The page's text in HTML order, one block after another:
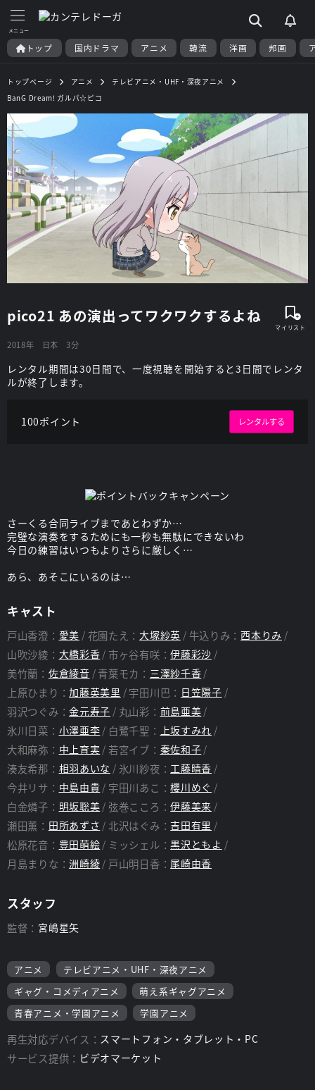
トップ 国内ドラマ アニメ 韓流 洋画 邦画
トップページ アニメ
テレビアニメ・UHF・深夜アニメ
BanG Dream! ガルパ☆ピコ
pico21 あの演出ってワクワクするよね
2018年 日本 3分
レンタル期間は30日間で、一度視聴を開始すると3日間でレンタ
ルが終了します。
100ポイント レンタルする
さーくる合同ライブまであとわずか…
完璧な演奏をするためにも一秒も無駄にできないわ
今日の練習はいつもよりさらに厳しく…
あら、あそこにいるのは…
キャスト
戸山香澄： 愛美 花園たえ：大塚紗英 牛込りみ：西本りみ
山吹沙綾： 大橋彩香 市ヶ谷有咲：伊藤彩沙
美竹蘭： 佐倉綾音 青葉モカ： 三澤紗千香
上原ひまり：加藤英美里 宇田川巴： 日笠陽子
羽沢つぐみ：金元寿子 丸山彩： 前島亜美
氷川日菜： 小澤亜李 白鷺千聖： 上坂すみれ
大和麻弥： 中上育実 若宮イブ： 秦佐和子
湊友希那： 相羽あいな 氷川紗夜： 工藤晴香
今井リサ： 中島由貴 宇田川あこ：櫻川めぐ
白金燐子： 明坂聡美 弦巻こころ：伊藤美来
瀬田薫： 田所あずさ 北沢はぐみ：吉田有里
松原花音： 豊田萌絵 ミッシェル：黒沢ともよ
月島まりな：洲崎綾 戸山明日香： 尾崎由香
スタッフ
監督： 宮嶋星矢
アニメ
テレビアニメ・UHF・深夜アニメ
ギャグ・コメディアニメ
萌え系ギャグアニメ
青春アニメ・学園アニメ
学園アニメ
再生対応デバイス： スマートフォン・タブレット・PC
サービス提供： ビデオマーケット